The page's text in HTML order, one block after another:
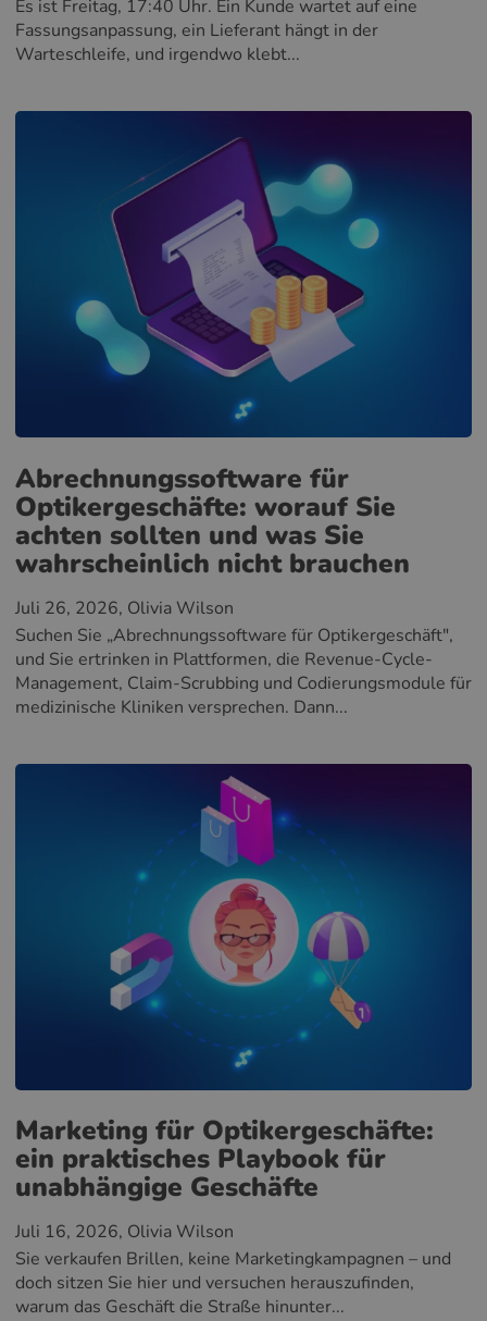
Es ist Freitag, 17:40 Uhr. Ein Kunde wartet auf eine
Fassungsanpassung, ein Lieferant hängt in der
Warteschleife, und irgendwo klebt...
Abrechnungssoftware für
Optikergeschäfte: worauf Sie
achten sollten und was Sie
wahrscheinlich nicht brauchen
Juli 26, 2026, Olivia Wilson
Suchen Sie „Abrechnungssoftware für Optikergeschäft",
und Sie ertrinken in Plattformen, die Revenue-Cycle-
Management, Claim-Scrubbing und Codierungsmodule für
medizinische Kliniken versprechen. Dann...
Marketing für Optikergeschäfte:
ein praktisches Playbook für
unabhängige Geschäfte
Juli 16, 2026, Olivia Wilson
Sie verkaufen Brillen, keine Marketingkampagnen – und
doch sitzen Sie hier und versuchen herauszufinden,
warum das Geschäft die Straße hinunter...